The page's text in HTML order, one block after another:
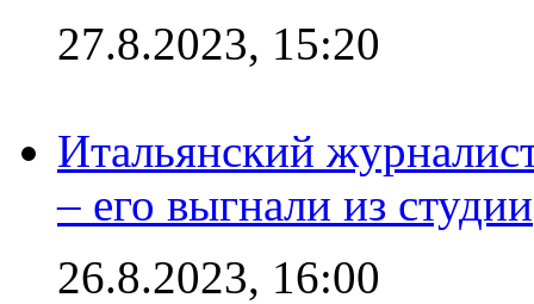
27.8.2023, 15:20
Итальянский
– его выгнали из студии
26.8.2023, 16:00